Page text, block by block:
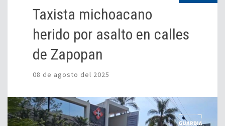
Taxista michoacano
herido por asalto en calles
de Zapopan
08 de agosto del 2025